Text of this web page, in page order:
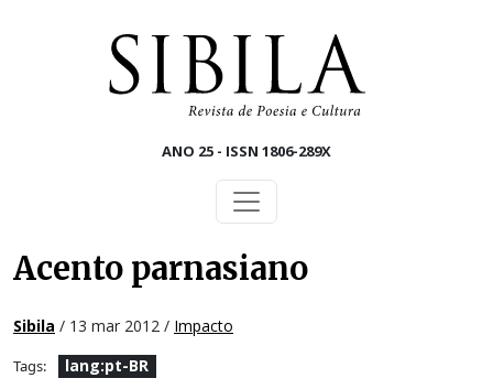
ANO 25 - ISSN 1806-289X
Acento parnasiano
Sibila / 13 mar 2012 / Impacto
Tags: lang:pt-BR